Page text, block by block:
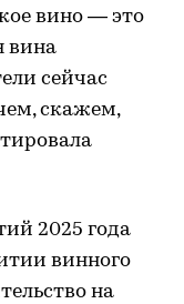
вино — это
вина
сейчас
скажем,
2025 года
винного
на